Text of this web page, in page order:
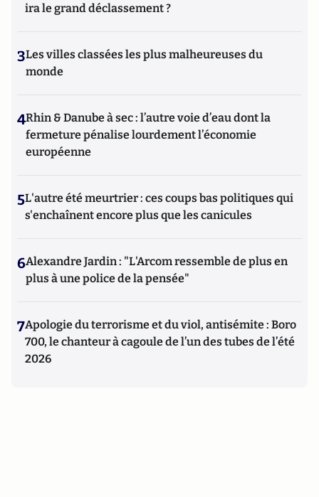
ira le grand déclassement ?
3Les villes classées les plus malheureuses du
monde
4Rhin & Danube à sec : l’autre voie d’eau dont la
fermeture pénalise lourdement l’économie
européenne
5L'autre été meurtrier : ces coups bas politiques qui
s'enchaînent encore plus que les canicules
6Alexandre Jardin : "L'Arcom ressemble de plus en
plus à une police de la pensée"
7Apologie du terrorisme et du viol, antisémite : Boro
700, le chanteur à cagoule de l’un des tubes de l’été
2026